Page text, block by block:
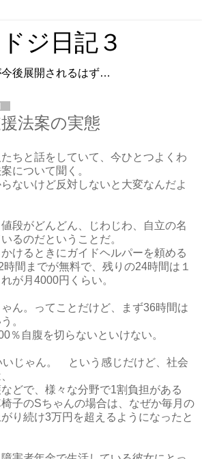
ジ日記３
後展開されるはず…
法案の実態
ちと話をしていて、今ひとつよくわ
について聞く。
ないけど反対しないと大変なんだよ
段がどんどん、じわじわ、自立の名
るのだということだ。
けるときにガイドヘルパーを頼める
間までが無料で、残りの24時間は１
が月4000円くらい。
ん。ってことだけど、まず36時間は
。
％自腹を切らないといけない。
いじゃん。 という感じだけど、社会
どで、様々な分野で1割負担がある
子のSちゃんの場合は、なぜか毎月の
り続け3万円を超えるようになったと